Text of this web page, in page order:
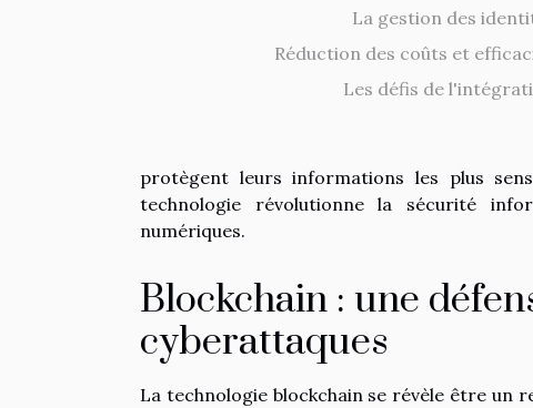
La gestion des
Réduction des coûts et
Les défis de
protègent leurs informations les plus
technologie révolutionne la sécurité
numériques.
Blockchain : une
cyberattaques
La technologie blockchain se révèle être un